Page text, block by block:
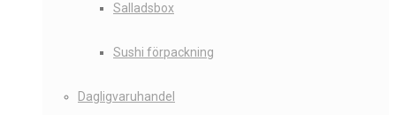
Salladsbox
Sushi förpackning
Dagligvaruhandel